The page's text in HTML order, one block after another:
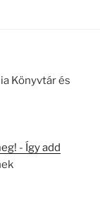
Könyvtár és
- Így add